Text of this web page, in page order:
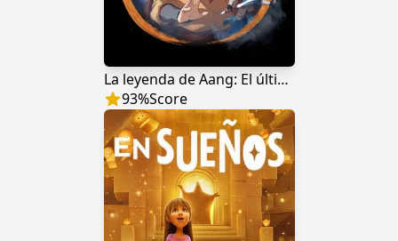
La leyenda de Aang: El último Airbender
93%Score